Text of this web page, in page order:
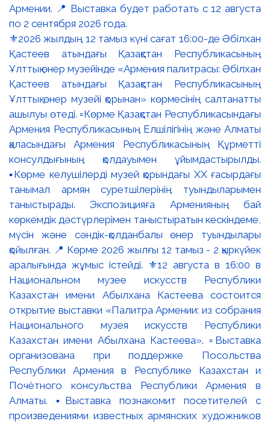
⚜️2026 жылдың 12 тамыз күні сағат 16:00-де Әбілхан
Қастеев атындағы Қазақстан Республикасының
Ұлттық өнер музейінде «Армения палитрасы: Әбілхан
Қастеев атындағы Қазақстан Республикасының
Ұлттық өнер музейі қорынан» көрмесінің салтанатты
ашылуы өтеді. ▫️Көрме Қазақстан Республикасындағы
Армения Республикасының Елшілігінің және Алматы
қаласындағы Армения Республикасының Құрметті
консулдығының қолдауымен ұйымдастырылды.
▪️Көрме келушілерді музей қорындағы ХХ ғасырдағы
танымал армян суретшілерінің туындыларымен
таныстырады. Экспозицияға Арменияның бай
көркемдік дәстүрлерімен таныстыратын кескіндеме,
мүсін және сәндік-қолданбалы өнер туындылары
қойылған. 📍 Көрме 2026 жылғы 12 тамыз - 2 қыркүйек
аралығында жұмыс істейді. ⚜️12 августа в 16:00 в
Национальном музее искусств Республики
Казахстан имени Абылхана Кастеева состоится
открытие выставки «Палитра Армении: из собрания
Национального музея искусств Республики
Казахстан имени Абылхана Кастеева». ▫️Выставка
организована при поддержке Посольства
Республики Армения в Республике Казахстан и
Почётного консульства Республики Армения в
Алматы. ▪️Выставка познакомит посетителей с
произведениями известных армянских художников